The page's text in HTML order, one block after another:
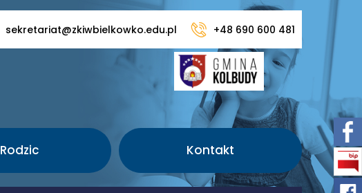
sekretariat@zkiwbielkowko.edu.pl +48 690 600 481
Rodzic Kontakt